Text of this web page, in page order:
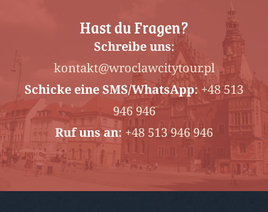
Hast du Fragen?
Schreibe uns:
kontakt@wroclawcitytour.pl
Schicke eine SMS/WhatsApp:+48 513
946 946
Ruf uns an: +48 513 946 946